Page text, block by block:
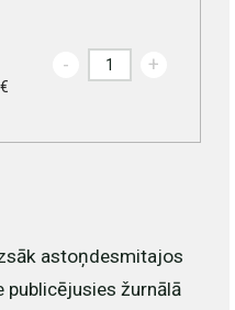
- +
astoņdesmitajos
publicējusies žurnālā